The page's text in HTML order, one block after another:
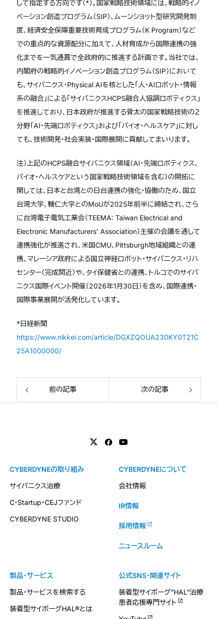
して指定する方向です（*）。国家戦略技術領域には、戦略的イノ
ベーション創造プログラム（SIP）、ムーンショット型研究開発制
度、経済安全保障重要技術育成プログラム（K Program）など
での重点的な資源配分に加えて、人材育成から国際連携の強
化までを一気通貫で全政府的に推進する計画です。当社では、
内閣府の戦略的イノベーション創造プログラム（SIP）において
も、サイバニクス・Physical AIを核とした「人・AIロボット・情報
系の融合」による「サイバニクスHCPS融合人協調ロボティクス」
を推進しており、日本政府が推進する骨太の国家戦略技術の２
分野「AI・先端ロボティクス」および「バイオ・ヘルスケア」に対し
ても、技術開発・社会実装・国際展開に貢献してまいります。
注）上記のHCPS融合サイバニクス領域（AI・先端ロボティクス、
バイオ・ヘルスケアという国家戦略技術領域を含む）の開拓に
関しては、日本と台湾との日台連携の強化・協働のため、国立
台湾大学、輔仁大学とのMoUが2025年前半に締結され、さら
に台湾電子電気工業会（TEEMA: Taiwan Electrical and
Electronic Manufacturers’ Association）主催の会議を通して
連携強化が推進され、米国CMU、Pittsburgh地域組織との連
携、マレーシア政府による国立神経ロボット・サイバニクス・リハ
センター（完成間近）や、タイ保健省との連携、トルコでのサイバ
ニクス国際イベント開催（2026年1月30日）を含め、国際連携・
国際事業展開が活発化しています。
*日経新聞
https://www.nikkei.com/article/DGXZQOUA230KY0T21C
25A1000000/
前の記事 次の記事
製品・サービス
製品・サービスを検索する
装着型サイボーグHAL®とは
CYBERDYNEの取り組み
サイバニクス治療
C-Startup・CEJファンド
CYBERDYNE STUDIO
CYBERDYNEについて
会社情報
IR情報
採用情報
ニュースルーム
公式SNS・関連サイト
装着型サイボーグ”HAL”治療
患者応援専門サイト